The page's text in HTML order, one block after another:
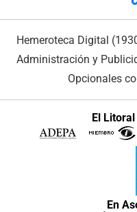
Hemeroteca Digital
Administración y
Opcionales
El
En